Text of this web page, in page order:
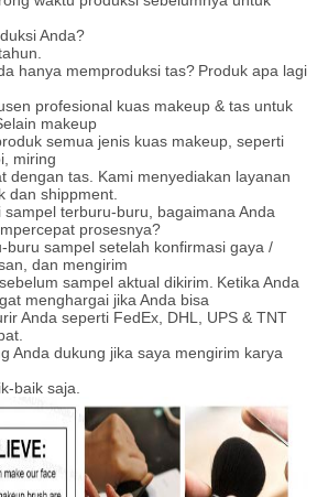
Anda?
hanya memproduksi tas? Produk apa lagi
profesional kuas makeup & tas untuk
makeup
semua jenis kuas makeup, seperti
miring
dengan tas. Kami menyediakan layanan
dan shippment.
sampel terburu-buru, bagaimana Anda
prosesnya?
buru sampel setelah konfirmasi gaya /
dan mengirim
sampel aktual dikirim. Ketika Anda
menghargai jika Anda bisa
Anda seperti FedEx, DHL, UPS & TNT
Anda dukung jika saya mengirim karya
baik saja.